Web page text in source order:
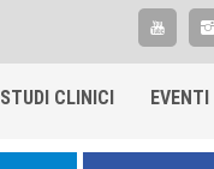
STUDI CLINICI EVENTI